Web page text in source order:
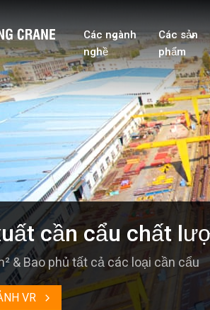
Các ngành
nghề
Các sản
phẩm
cần cẩu chất
& Bao phủ tất cả các loại cần cẩu
VR